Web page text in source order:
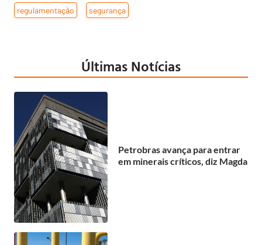
regulamentação segurança
Últimas Notícias
Petrobras avança para entrar
em minerais críticos, diz Magda